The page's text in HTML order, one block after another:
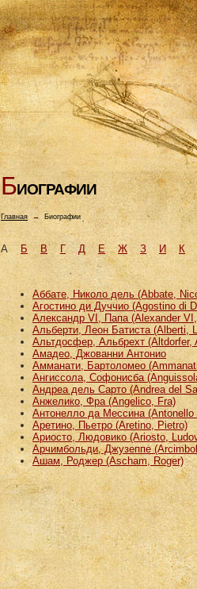
БИОГРАФИИ
Главная→ Биографии
АБ В Г Д Е Ж З И К
Аббате, Николо дель (Abbate,
Агостино ди Дуччио (Agostino di
Александр VI, Папа (Alexander
Альберти, Леон Батиста (Alberti,
Альтдосфер, Альбрехт (Altdorfer,
Амадео, Джованни Антонио
Амманати, Бартоломео
Ангиссола, Софонисба
Андреа дель Сарто (Andrea del
Анжелико, Фра (Angelico, Fra)
Антонелло да Мессина (Antonello
Аретино, Пьетро (Aretino, Pietro)
Ариосто, Людовико (Ariosto,
Арчимбольди, Джузеппе
Ашам, Роджер (Ascham, Roger)